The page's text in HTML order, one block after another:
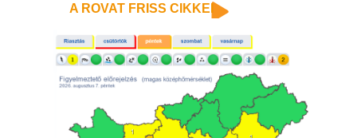
A ROVAT FRISS CIKKEI